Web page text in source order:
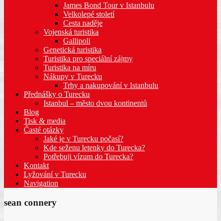
James Bond Tour v Istanbulu
Velkolepé století
Cesta naděje
Vojenská turistika
Gallipoli
Genetická turistika
Turistika pro speciální zájmy
Turistika na míru
Nákupy v Turecku
Trhy a nakupování v Istanbulu
Přednášky o Turecku
Istanbul – město dvou kontinentů
Blog
Tisk & media
Časté otázky
Jaké je v Turecku počasí?
Kde seženu letenky do Turecka?
Potřebuji vízum do Turecka?
Kontakt
Lyžování v Turecku
Navigation
sean connery